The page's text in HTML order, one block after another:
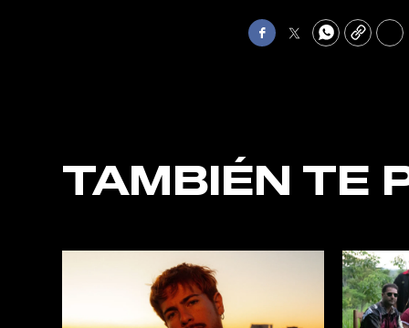
FacebookTwitterWhatsApp
Copy Print
TAMBIÉN TE